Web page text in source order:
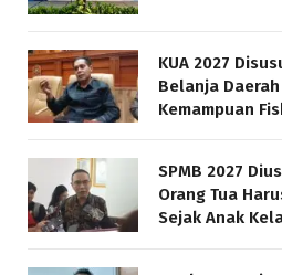
KUA 2027
Belanja
Kemampuan
SPMB 2027
Orang Tua
Sejak Anak